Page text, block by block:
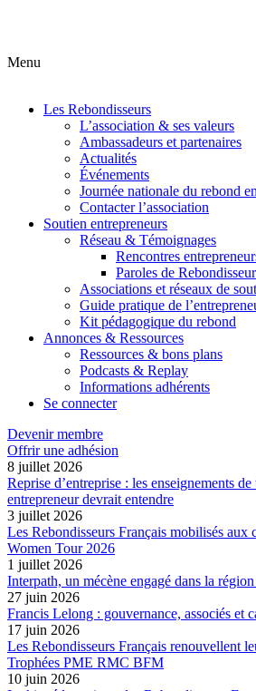
Menu
Les Rebondisseurs
L’association & ses valeurs
Ambassadeurs et partenaires
Actualités
Événements
Journée nationale du rebond
Contacter l’association
Soutien entrepreneurs
Réseau & Témoignages
Rencontres
Paroles de
Associations et réseaux de
Guide pratique de
Kit pédagogique du rebond
Annonces & Ressources
Ressources & bons plans
Podcasts & Replay
Informations adhérents
Se connecter
Devenir membre
Offrir une adhésion
8 juillet 2026
Reprise d’entreprise : les enseignements
entrepreneur devrait entendre
3 juillet 2026
Les Rebondisseurs Français mobilisés aux
Women Tour 2026
1 juillet 2026
Interpath, un mécène engagé dans la
27 juin 2026
Francis Lelong : gouvernance, associés et
17 juin 2026
Les Rebondisseurs Français renouvellent
Trophées PME RMC BFM
10 juin 2026